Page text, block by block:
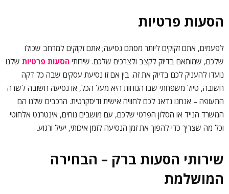
הסעות פרטיות
לפעמים, אתם זקוקים ליותר מסתם נסיעה; אתם זקוקים למרחב שכולו
שלכם, שמותאם בדיוק לקצב ולצרכים שלכם. שירותי הסעות פרטיות שלנו
נועדו להעניק לכם בדיוק את זה. בין אם זו נסיעת עסקים שבה כל דקה
חשובה, טיול משפחתי שבו הנוחות היא מעל הכל, או נסיעה חשובה לשדה
התעופה – אנחנו נדאג לכם לחוויה אישית ודיסקרטית. הרכבים שלנו הם
המשרד הנייד או הסלון הפרטי שלכם, עם מושבים נוחים, אינטרנט אלחוטי
וכל מה שצריך כדי להפוך את זמן הנסיעה לזמן איכותי, יעיל ורגוע.
שירותי הסעות ברק – הבחירה
המושלמת